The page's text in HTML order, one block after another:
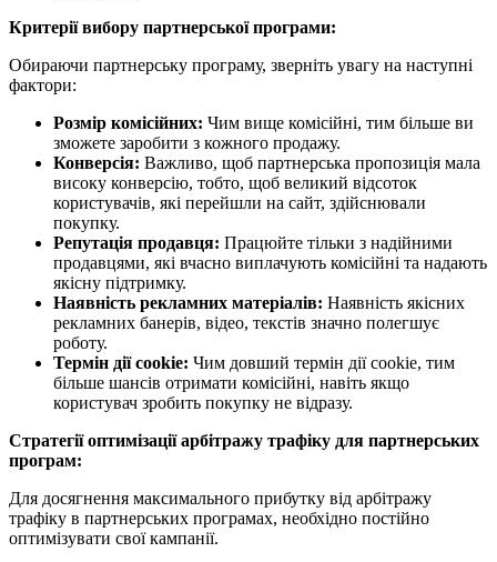
Критерії вибору партнерської програми:
Обираючи партнерську програму, зверніть увагу на наступні
фактори:
Розмір комісійних: Чим вище комісійні, тим більше ви
зможете заробити з кожного продажу.
Конверсія: Важливо, щоб партнерська пропозиція мала
високу конверсію, тобто, щоб великий відсоток
користувачів, які перейшли на сайт, здійснювали
покупку.
Репутація продавця: Працюйте тільки з надійними
продавцями, які вчасно виплачують комісійні та надають
якісну підтримку.
Наявність рекламних матеріалів: Наявність якісних
рекламних банерів, відео, текстів значно полегшує
роботу.
Термін дії cookie: Чим довший термін дії cookie, тим
більше шансів отримати комісійні, навіть якщо
користувач зробить покупку не відразу.
Стратегії оптимізації арбітражу трафіку для партнерських
програм:
Для досягнення максимального прибутку від арбітражу
трафіку в партнерських програмах, необхідно постійно
оптимізувати свої кампанії.